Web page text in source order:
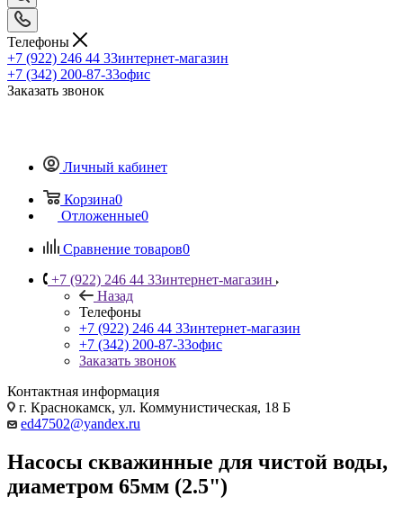
Телефоны
+7 (922) 246 44 33интернет-магазин
+7 (342) 200-87-33офис
Заказать звонок
Личный кабинет
Корзина0
Отложенные0
Сравнение товаров0
+7 (922) 246 44 33интернет-магазин
Назад
Телефоны
+7 (922) 246 44 33интернет-магазин
+7 (342) 200-87-33офис
Заказать звонок
Контактная информация
г. Краснокамск, ул. Коммунистическая, 18 Б
ed47502@yandex.ru
Насосы скважинные для чистой воды,
диаметром 65мм (2.5")